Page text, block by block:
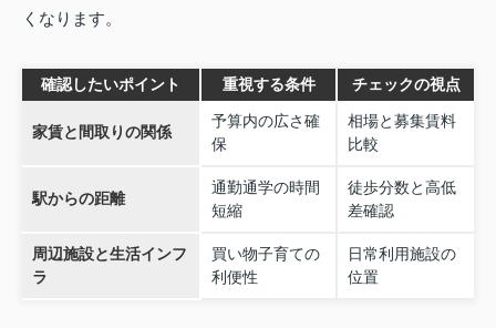
くなります。
確認したいポイント 重視する条件 チェックの視点
家賃と間取りの関係
予算内の広さ確
保
相場と募集賃料
比較
駅からの距離
通勤通学の時間
短縮
徒歩分数と高低
差確認
周辺施設と生活インフ
ラ
買い物子育ての
利便性
日常利用施設の
位置